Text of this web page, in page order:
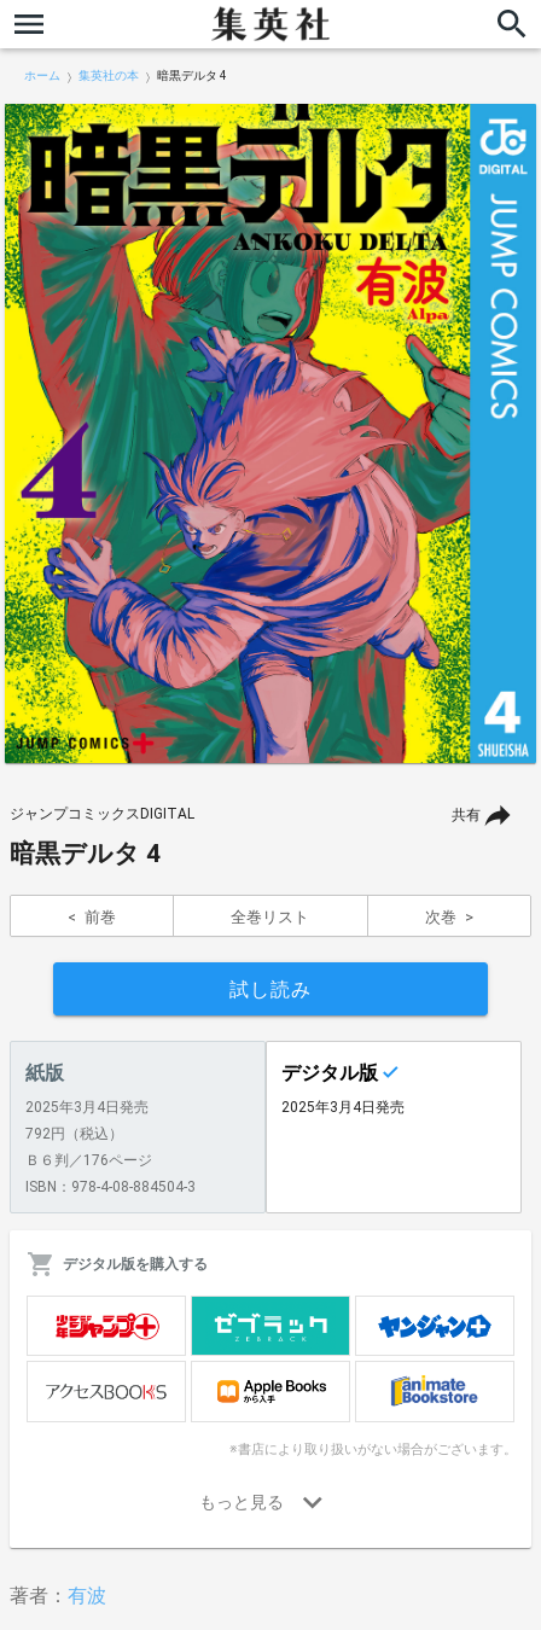
ホーム 集英社の本 暗黒デルタ 4
共有
ジャンプコミックスDIGITAL
暗黒デルタ 4
前巻 全巻リスト 次巻
試し読み
紙版
2025年3月4日発売
792円（税込）
Ｂ６判／176ページ
ISBN：978-4-08-884504-3
デジタル版
2025年3月4日発売
デジタル版を購入する
※書店により取り扱いがない場合がございます。
著者： 有波